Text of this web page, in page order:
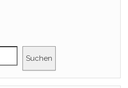
Suchen